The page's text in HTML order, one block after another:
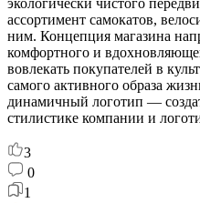
ассортимент самокатов,
ним. Концепция магазина
комфортного и
вовлекать покупателей в
самого активного образа
динамичный логотип —
стилистике компании и
3
0
1